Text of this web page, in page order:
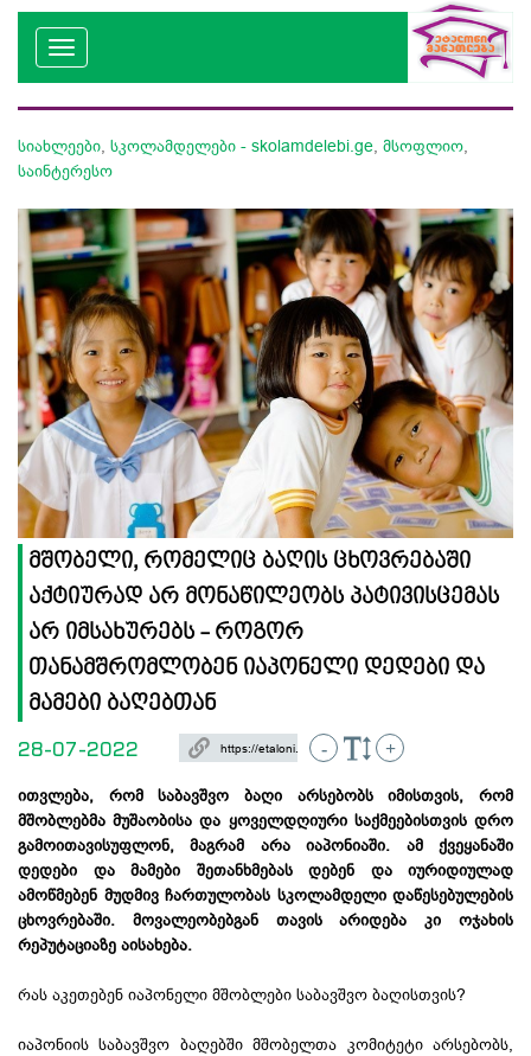
სიახლეები სკოლამდელები - skolamdelebi.ge მსოფლიო
საინტერესო
მშობელი, რომელიც ბაღის ცხოვრებაში
აქტიურად არ მონაწილეობს პატივისცემას
არ იმსახურებს - როგორ
თანამშრომლობენ იაპონელი დედები და
მამები ბაღებთან
28-07-2022 - +
ითვლება, რომ საბავშვო ბაღი არსებობს იმისთვის, რომ
მშობლებმა მუშაობისა და ყოველდღიური საქმეებისთვის დრო
გამოითავისუფლონ, მაგრამ არა იაპონიაში. ამ ქვეყანაში
დედები და მამები შეთანხმებას დებენ და იურიდიულად
ამოწმებენ მუდმივ ჩართულობას სკოლამდელი დაწესებულების
ცხოვრებაში. მოვალეობებგან თავის არიდება კი ოჯახის
რეპუტაციაზე აისახება.
რას აკეთებენ იაპონელი მშობლები საბავშვო ბაღისთვის?
იაპონიის საბავშვო ბაღებში მშობელთა კომიტეტი არსებობს,